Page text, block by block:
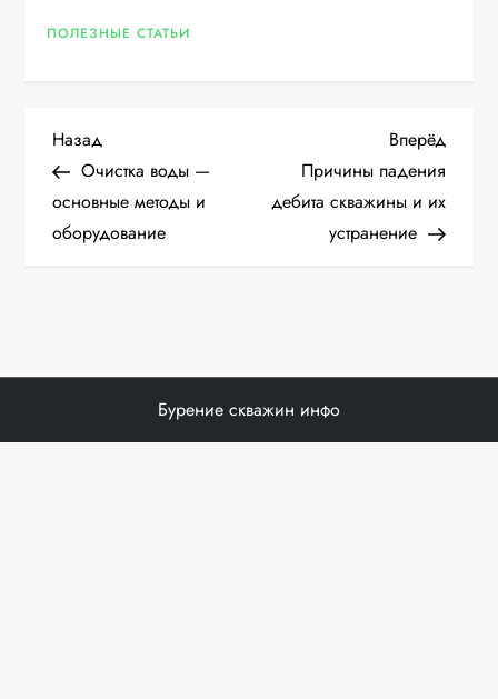
ПОЛЕЗНЫЕ СТАТЬИ
Н
а
в
Предыдущая
запись
Назад
Очистка воды —
основные методы и
оборудование
запись
Вперёд
Причины падения
дебита скважины и их
устранение
Бурение скважин инфо